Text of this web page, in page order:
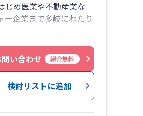
じめ医業や不動産業な
ー企業まで多岐にわたり
を含む）が直接お客様
客様の経営に寄り添いま
問い合わせ 紹介無料
検討リストに追加